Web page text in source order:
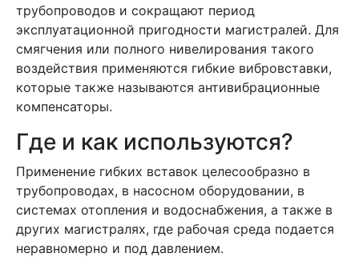
трубопроводов и сокращают период
эксплуатационной пригодности магистралей. Для
смягчения или полного нивелирования такого
воздействия применяются гибкие вибровставки,
которые также называются антивибрационные
компенсаторы.
Где и как используются?
Применение гибких вставок целесообразно в
трубопроводах, в насосном оборудовании, в
системах отопления и водоснабжения, а также в
других магистралях, где рабочая среда подается
неравномерно и под давлением.